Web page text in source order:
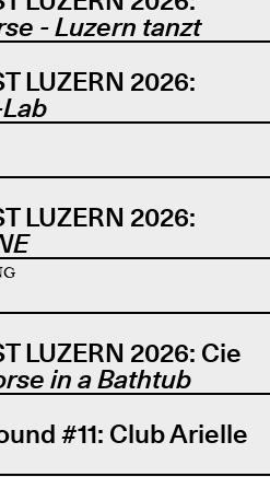
- Luzern tanzt
LUZERN 2026:
LUZERN 2026:
LUZERN 2026: Cie
in a Bathtub
#11: Club Arielle